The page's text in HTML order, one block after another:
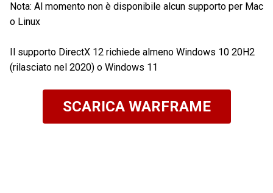
Nota: Al momento non è disponibile alcun supporto per Mac
o Linux
Il supporto DirectX 12 richiede almeno Windows 10 20H2
(rilasciato nel 2020) o Windows 11
SCARICA WARFRAME